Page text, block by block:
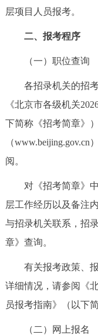
层项目人员报考。
二、报考程序
（一）职位查询
各招录机关的招考
《北京市各级机关
下简称《招考简章》
（
阅。
对《招考简章》中
层工作经历以及备注
与招录机关联系，招
章》查询。
有关报考政策、报
详细情况，请参阅《
员报考指南》（以下
（二）网上报名